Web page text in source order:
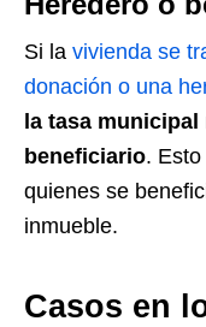
Si la vivienda se
donación o una
la tasa municipal
beneficiario.
quienes se
inmueble.
Casos en